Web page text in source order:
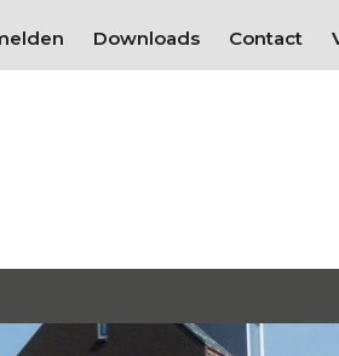
Downloads Contact